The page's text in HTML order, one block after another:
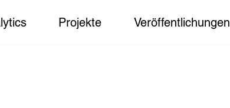
Projekte Veröffentlichungen